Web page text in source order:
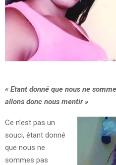
« Etant donné que nous ne
allons donc nous mentir »
Ce n’est pas un
souci, étant donné
que nous ne
sommes pas